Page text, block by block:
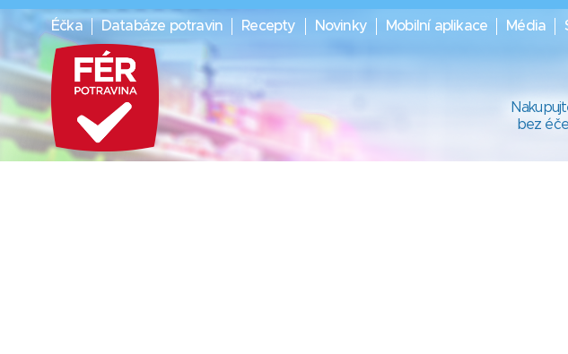
Éčka Databáze potravin Recepty Novinky Mobilní aplikace Média
bez